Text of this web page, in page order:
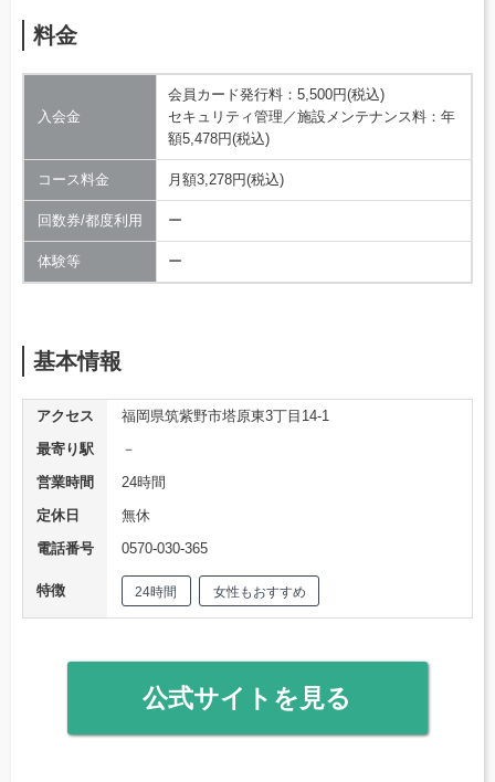
料金
入会金
会員カード発行料：5,500円(税込)
セキュリティ管理／施設メンテナンス料：年
額5,478円(税込)
コース料金 月額3,278円(税込)
回数券/都度利用 ー
体験等 ー
基本情報
アクセス
福岡県筑紫野市塔原東3丁目14-1
最寄り駅
－
営業時間
24時間
定休日
無休
電話番号
0570-030-365
特徴 24時間 女性もおすすめ
公式サイトを見る